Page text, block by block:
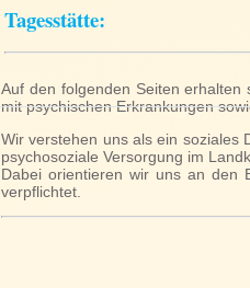
Tagesstätte:
Auf den folgenden Seiten
mit psychischen Erkrankungen
Wir verstehen uns als ein soziales
psychosoziale Versorgung im
Dabei orientieren wir uns an den
verpflichtet.